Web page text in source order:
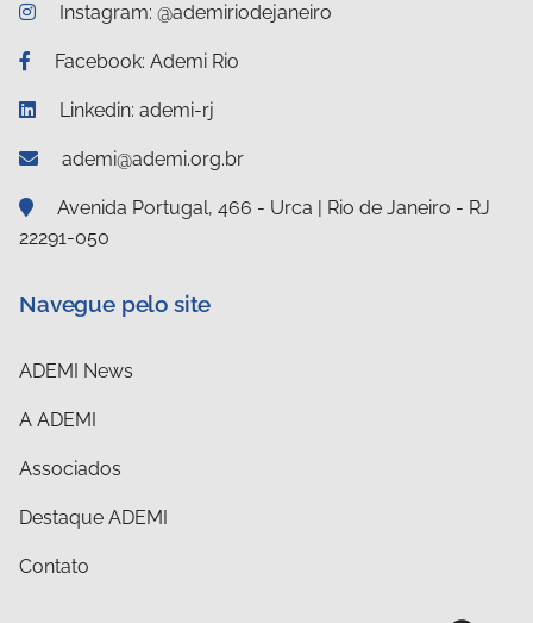
Instagram: @ademiriodejaneiro
Facebook: Ademi Rio
Linkedin: ademi-rj
ademi@ademi.org.br
Avenida Portugal, 466 - Urca | Rio de Janeiro - RJ
22291-050
Navegue pelo site
ADEMI News
A ADEMI
Associados
Destaque ADEMI
Contato